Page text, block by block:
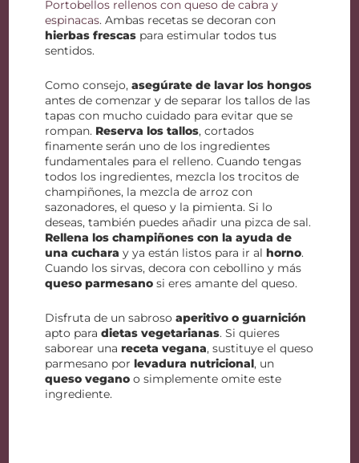
Portobellos rellenos con queso de cabra y
espinacas. Ambas recetas se decoran con
hierbas frescas para estimular todos tus
sentidos.
Como consejo,asegúrate de lavar los hongos
antes de comenzar y de separar los tallos de las
tapas con mucho cuidado para evitar que se
rompan. Reserva los tallos, cortados
finamente serán uno de los ingredientes
fundamentales para el relleno. Cuando tengas
todos los ingredientes, mezcla los trocitos de
champiñones, la mezcla de arroz con
sazonadores, el queso y la pimienta. Si lo
deseas, también puedes añadir una pizca de sal.
Rellena los champiñones con la ayuda de
una cuchara y ya están listos para ir alhorno.
Cuando los sirvas, decora con cebollino y más
queso parmesano si eres amante del queso.
Disfruta de un sabrosoaperitivo o guarnición
apto paradietas vegetarianas. Si quieres
saborear unareceta vegana, sustituye el queso
parmesano porlevadura nutricional, un
queso vegano o simplemente omite este
ingrediente.